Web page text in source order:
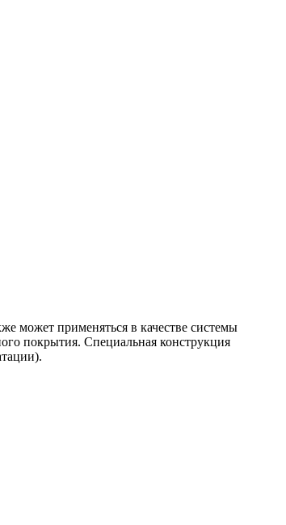
может применяться в качестве системы
покрытия. Специальная конструкция